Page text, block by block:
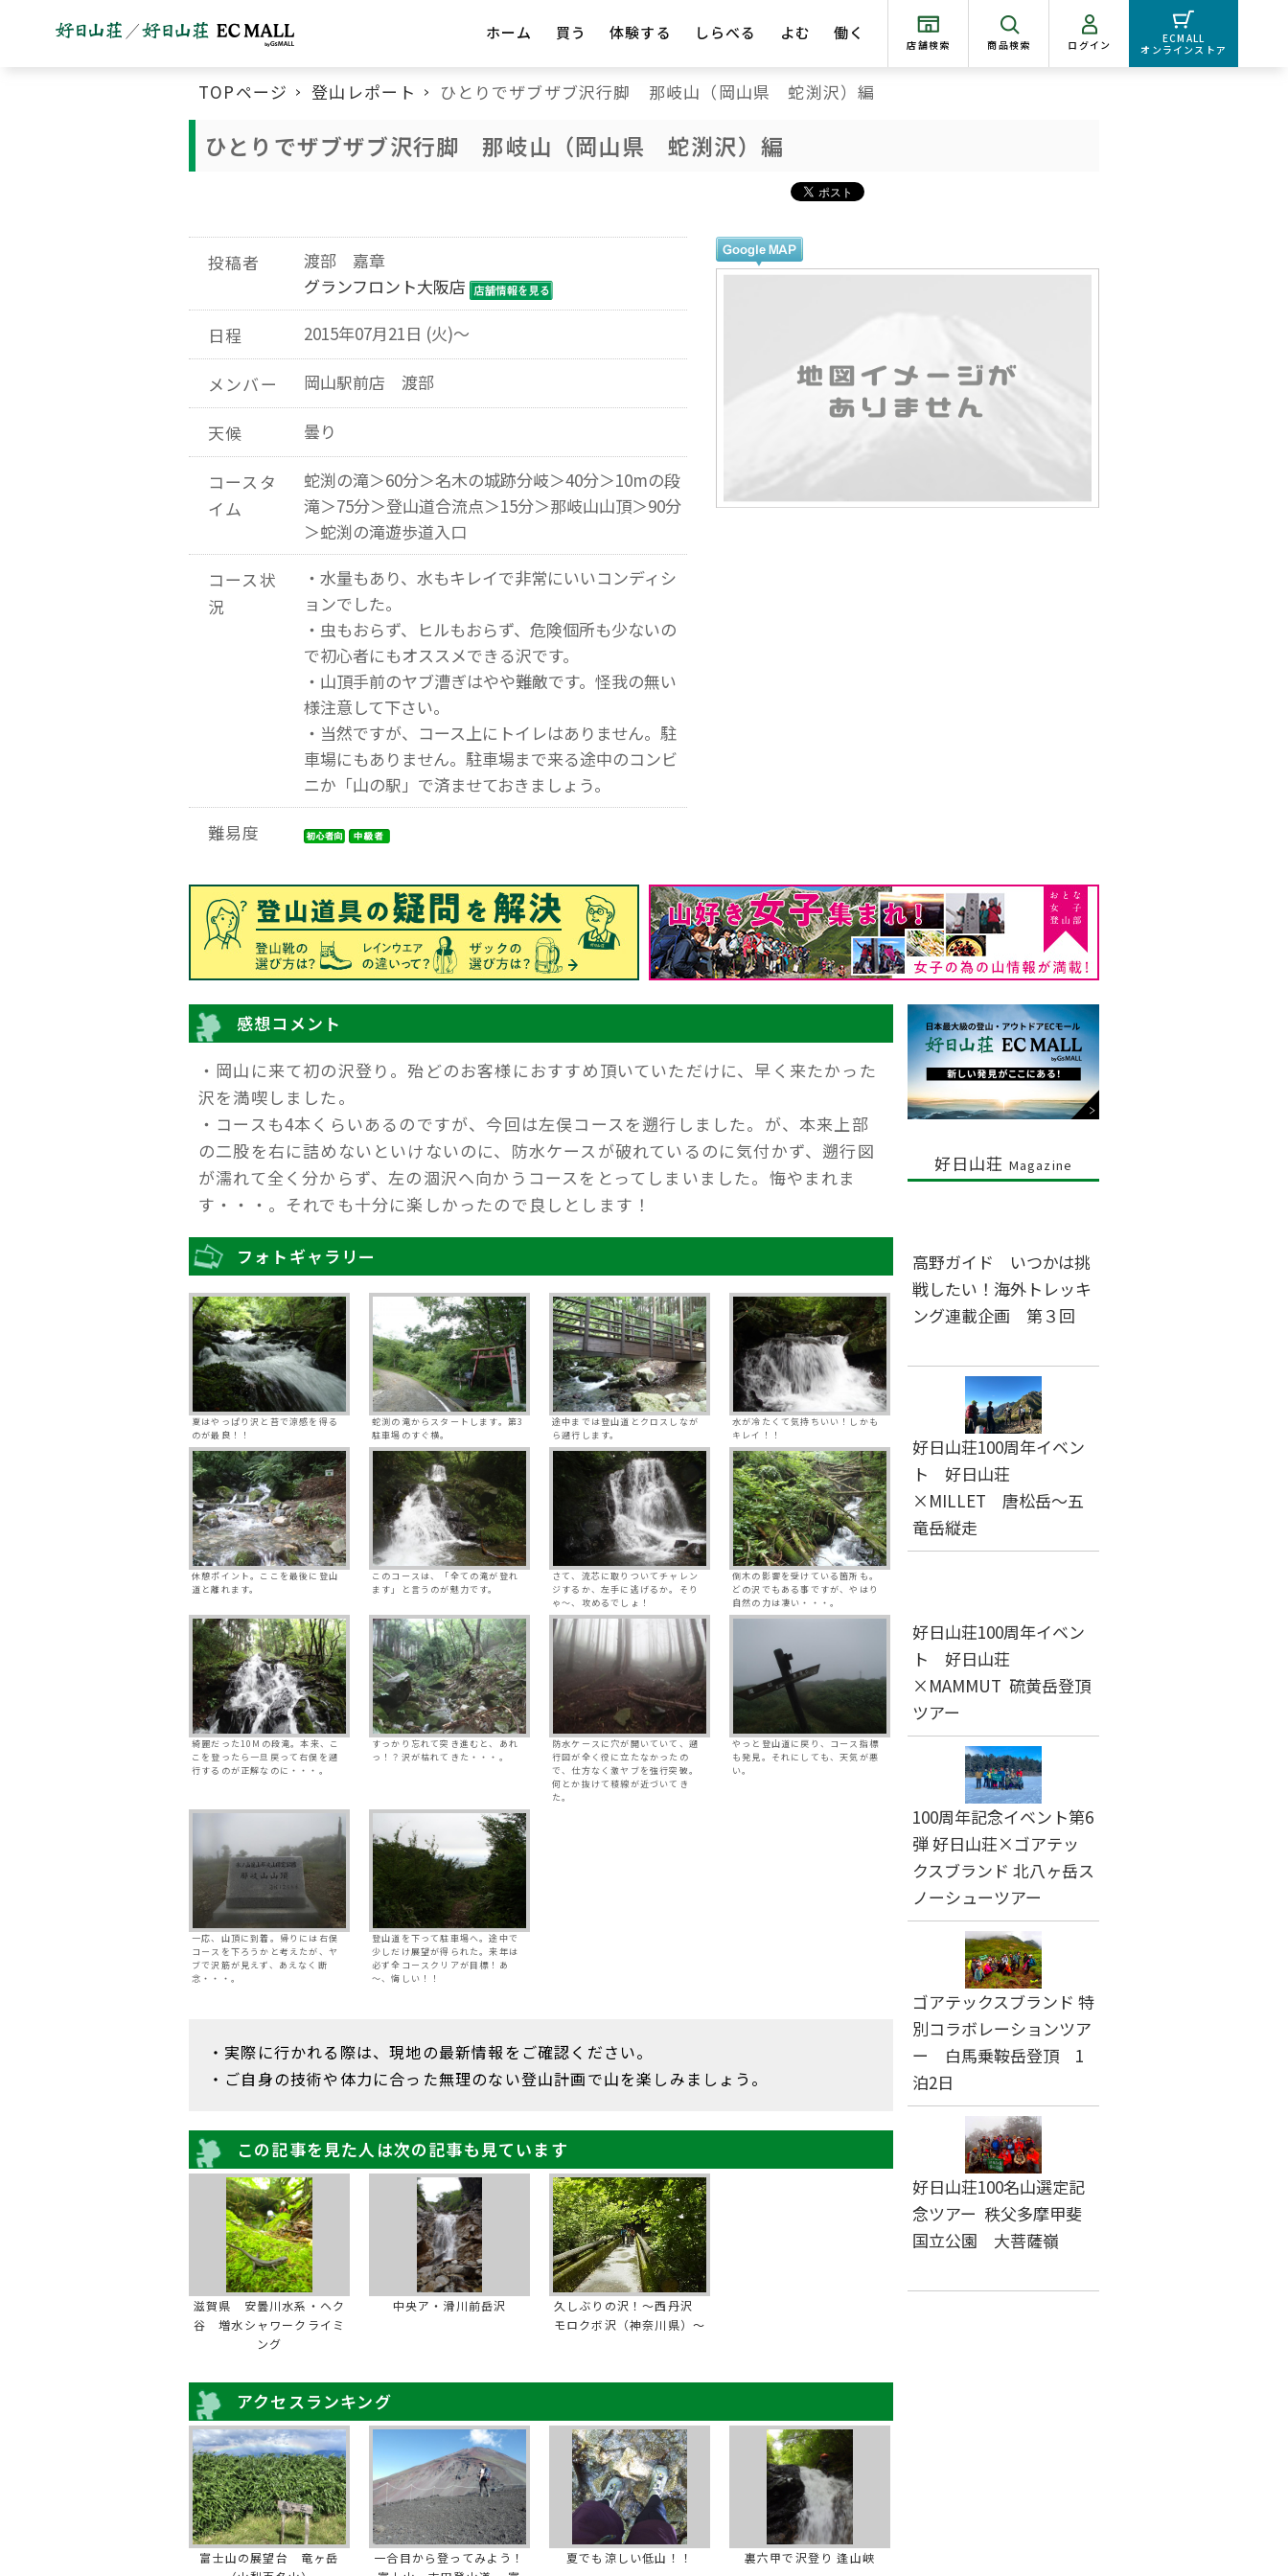
ホーム 買う 体験する しらべる よむ 働く
店舗検索 商品検索 ログイン
ECMALL
オンラインストア
TOPページ 登山レポート ひとりでザブザブ沢行脚 那岐山（岡山県 蛇渕沢）編
ひとりでザブザブ沢行脚 那岐山（岡山県 蛇渕沢）編
投稿者
渡部 嘉章
グランフロント大阪店
日程 2015年07月21日 (火)～
メンバー 岡山駅前店 渡部
天候 曇り
コースタ
イム
蛇渕の滝＞60分＞名木の城跡分岐＞40分＞10mの段
滝＞75分＞登山道合流点＞15分＞那岐山山頂＞90分
＞蛇渕の滝遊歩道入口
コース状
況
・水量もあり、水もキレイで非常にいいコンディシ
ョンでした。
・虫もおらず、ヒルもおらず、危険個所も少ないの
で初心者にもオススメできる沢です。
・山頂手前のヤブ漕ぎはやや難敵です。怪我の無い
様注意して下さい。
・当然ですが、コース上にトイレはありません。駐
車場にもありません。駐車場まで来る途中のコンビ
ニか「山の駅」で済ませておきましょう。
難易度
感想コメント
・岡山に来て初の沢登り。殆どのお客様におすすめ頂いていただけに、早く来たかった
沢を満喫しました。
・コースも4本くらいあるのですが、今回は左俣コースを遡行しました。が、本来上部
の二股を右に詰めないといけないのに、防水ケースが破れているのに気付かず、遡行図
が濡れて全く分からず、左の涸沢へ向かうコースをとってしまいました。悔やまれま
す・・・。それでも十分に楽しかったので良しとします！
フォトギャラリー
夏はやっぱり沢と苔で涼感を得る
のが最良！！
蛇渕の滝からスタートします。第3
駐車場のすぐ横。
途中までは登山道とクロスしなが
ら遡行します。
水が冷たくて気持ちいい！しかも
キレイ！！
休憩ポイント。ここを最後に登山
道と離れます。
このコースは、「全ての滝が登れ
ます」と言うのが魅力です。
さて、流芯に取りついてチャレン
ジするか、左手に逃げるか。そり
ゃ～、攻めるでしょ！
倒木の影響を受けている箇所も。
どの沢でもある事ですが、やはり
自然の力は凄い・・・。
綺麗だった10Mの段滝。本来、こ
こを登ったら一旦戻って右俣を遡
行するのが正解なのに・・・。
すっかり忘れて突き進むと、あれ
っ！？沢が枯れてきた・・・。
防水ケースに穴が開いていて、遡
行図が全く役に立たなかったの
で、仕方なく激ヤブを強行突破。
何とか抜けて稜線が近づいてき
た。
やっと登山道に戻り、コース指標
も発見。それにしても、天気が悪
い。
一応、山頂に到着。帰りには右俣
コースを下ろうかと考えたが、ヤ
ブで沢筋が見えず、あえなく断
念・・・。
登山道を下って駐車場へ。途中で
少しだけ展望が得られた。来年は
必ず全コースクリアが目標！あ
～、悔しい！！
・実際に行かれる際は、現地の最新情報をご確認ください。
・ご自身の技術や体力に合った無理のない登山計画で山を楽しみましょう。
この記事を見た人は次の記事も見ています
滋賀県 安曇川水系・ヘク
谷 増水シャワークライミ
ング
中央ア・滑川前岳沢
久しぶりの沢！～西丹沢
モロクボ沢（神奈川県）～
アクセスランキング
富士山の展望台 竜ヶ岳
一合目から登ってみよう！
夏でも涼しい低山！！ 裏六甲で沢登り 逢山峡
好日山荘 Magazine
高野ガイド いつかは挑
戦したい！海外トレッキ
ング連載企画 第３回
好日山荘100周年イベン
ト 好日山荘
×MILLET 唐松岳～五
竜岳縦走
好日山荘100周年イベン
ト 好日山荘
×MAMMUT 硫黄岳登頂
ツアー
100周年記念イベント第6
弾 好日山荘×ゴアテッ
クスブランド 北八ヶ岳ス
ノーシューツアー
ゴアテックスブランド 特
別コラボレーションツア
ー 白馬乗鞍岳登頂 1
泊2日
好日山荘100名山選定記
念ツアー 秩父多摩甲斐
国立公園 大菩薩嶺